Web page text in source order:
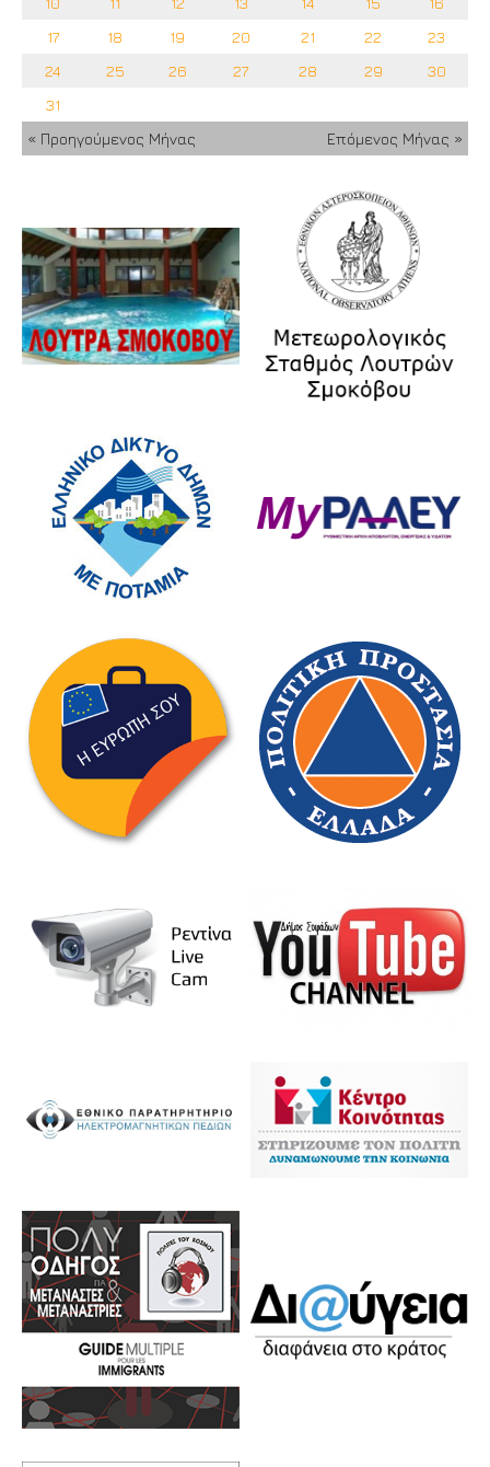
17
18 19 20 21 22
23
24
25 26 27 28 29
30
31
« Προηγούμενος Μήνας
Επόμενος Μήνας »